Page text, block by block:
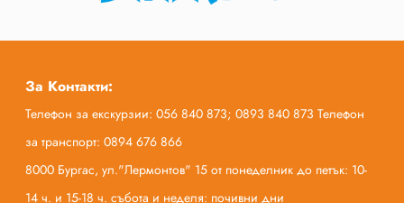
За Контакти:
Телефон за екскурзии: 056 840 873; 0893 840 873 Телефон
за транспорт: 0894 676 866
8000 Бургас, ул."Лермонтов" 15 от понеделник до петък: 10-
14 ч. и 15-18 ч. събота и неделя: почивни дни